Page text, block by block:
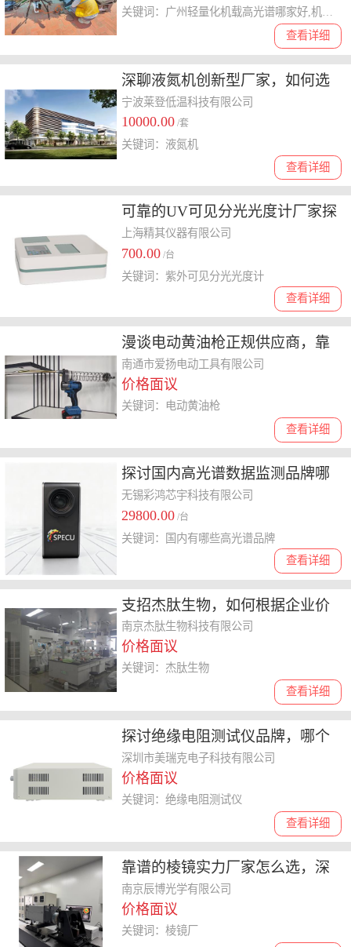
查看详细
深聊液氮机创新型厂家，如何选
择适合自己的品牌？
宁波莱登低温科技有限公司
10000.00 /套
查看详细
关键词：液氮机
可靠的UV可见分光光度计厂家探
讨，选哪家听听专业建议
上海精其仪器有限公司
700.00 /台
查看详细
关键词：紫外可见分光光度计
漫谈电动黄油枪正规供应商，靠
谱的厂家怎么找
南通市爱扬电动工具有限公司
价格面议
查看详细
关键词：电动黄油枪
探讨国内高光谱数据监测品牌哪
家好，为你筛选优质之选
无锡彩鸿芯宇科技有限公司
29800.00 /台
查看详细
关键词：国内有哪些高光谱品牌
支招杰肽生物，如何根据企业价
值观和行业口碑**来选择
南京杰肽生物科技有限公司
价格面议
查看详细
关键词：杰肽生物
探讨绝缘电阻测试仪品牌，哪个
产品适合包装及电容器制造
深圳市美瑞克电子科技有限公司
价格面议
查看详细
关键词：绝缘电阻测试仪
靠谱的棱镜实力厂家怎么选，深
度剖析高品质棱镜厂的筛选要点
南京辰博光学有限公司
价格面议
关键词：棱镜厂